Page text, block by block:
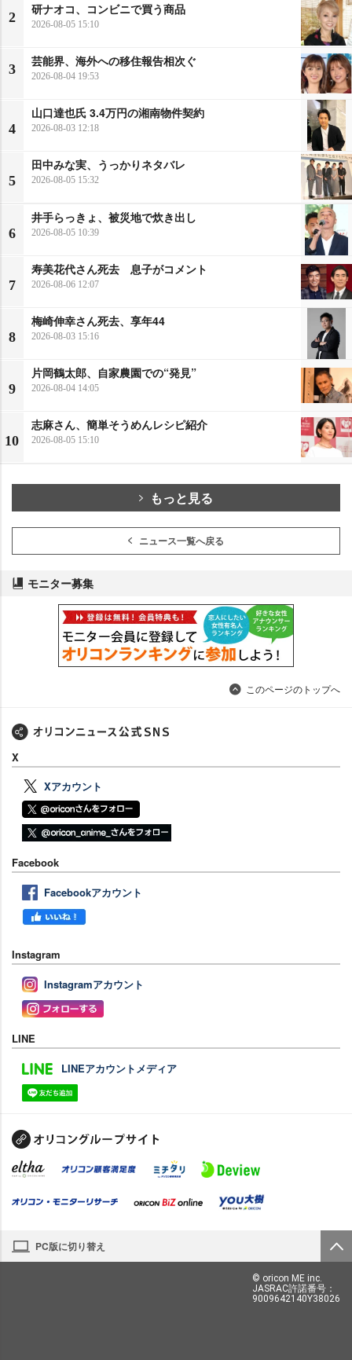
2
研ナオコ、コンビニで買う商品
2026-08-05 15:10
3
芸能界、海外への移住報告相次ぐ
2026-08-04 19:53
4
山口達也氏 3.4万円の湘南物件契約
2026-08-03 12:18
5
田中みな実、うっかりネタバレ
2026-08-05 15:32
6
井手らっきょ、被災地で炊き出し
2026-08-05 10:39
7
寿美花代さん死去 息子がコメント
2026-08-06 12:07
8
梅崎伸幸さん死去、享年44
2026-08-03 15:16
9
片岡鶴太郎、自家農園での“発見”
2026-08-04 14:05
10
志麻さん、簡単そうめんレシピ紹介
2026-08-05 15:10
もっと見る
ニュース一覧へ戻る
モニター募集
このページのトップへ
X
Xアカウント
Facebook
Facebookアカウント
Instagram
Instagramアカウント
LINE
LINEアカウントメディア
PC版に切り替え
© oricon ME inc.
JASRAC許諾番号：
9009642140Y38026